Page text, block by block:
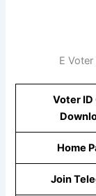
E
Voter ID
Home
Join